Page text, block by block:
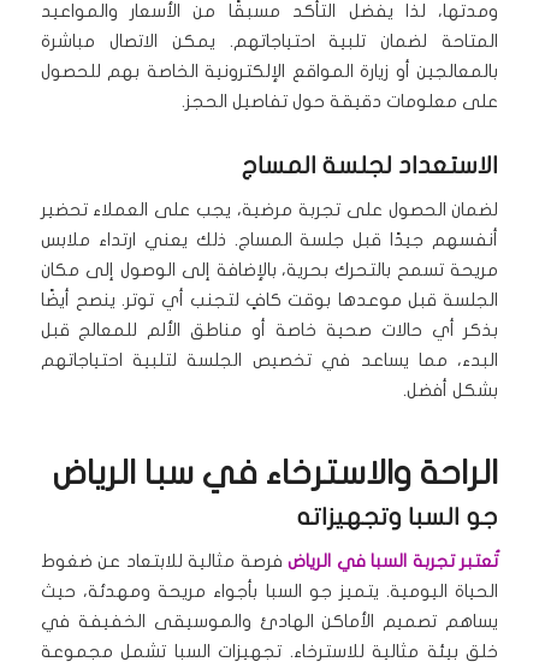
ومدتها، لذا يفضل التأكد مسبقًا من الأسعار والمواعيد
المتاحة لضمان تلبية احتياجاتهم. يمكن الاتصال مباشرة
بالمعالجين أو زيارة المواقع الإلكترونية الخاصة بهم للحصول
على معلومات دقيقة حول تفاصيل الحجز.
الاستعداد لجلسة المساج
لضمان الحصول على تجربة مرضية، يجب على العملاء تحضير
أنفسهم جيدًا قبل جلسة المساج. ذلك يعني ارتداء ملابس
مريحة تسمح بالتحرك بحرية، بالإضافة إلى الوصول إلى مكان
الجلسة قبل موعدها بوقت كافٍ لتجنب أي توتر. ينصح أيضًا
بذكر أي حالات صحية خاصة أو مناطق الألم للمعالج قبل
البدء، مما يساعد في تخصيص الجلسة لتلبية احتياجاتهم
بشكل أفضل.
الراحة والاسترخاء في سبا الرياض
جو السبا وتجهيزاته
تُعتبر تجربة السبا في الرياض فرصة مثالية للابتعاد عن ضغوط
الحياة اليومية. يتميز جو السبا بأجواء مريحة ومهدئة، حيث
يساهم تصميم الأماكن الهادئ والموسيقى الخفيفة في
خلق بيئة مثالية للاسترخاء. تجهيزات السبا تشمل مجموعة